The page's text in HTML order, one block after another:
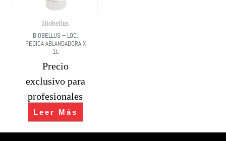
Biobellus
BIOBELLUS – LOC.
PEDICA ABLANDADORA X
1L
Precio
exclusivo para
profesionales
Leer Más